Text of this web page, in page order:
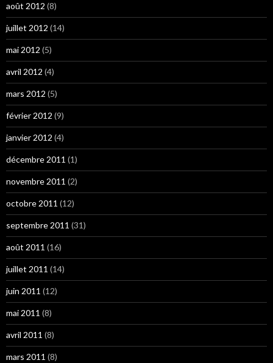
août 2012 (8)
juillet 2012 (14)
mai 2012 (5)
avril 2012 (4)
mars 2012 (5)
février 2012 (9)
janvier 2012 (4)
décembre 2011 (1)
novembre 2011 (2)
octobre 2011 (12)
septembre 2011 (31)
août 2011 (16)
juillet 2011 (14)
juin 2011 (12)
mai 2011 (8)
avril 2011 (8)
mars 2011 (8)